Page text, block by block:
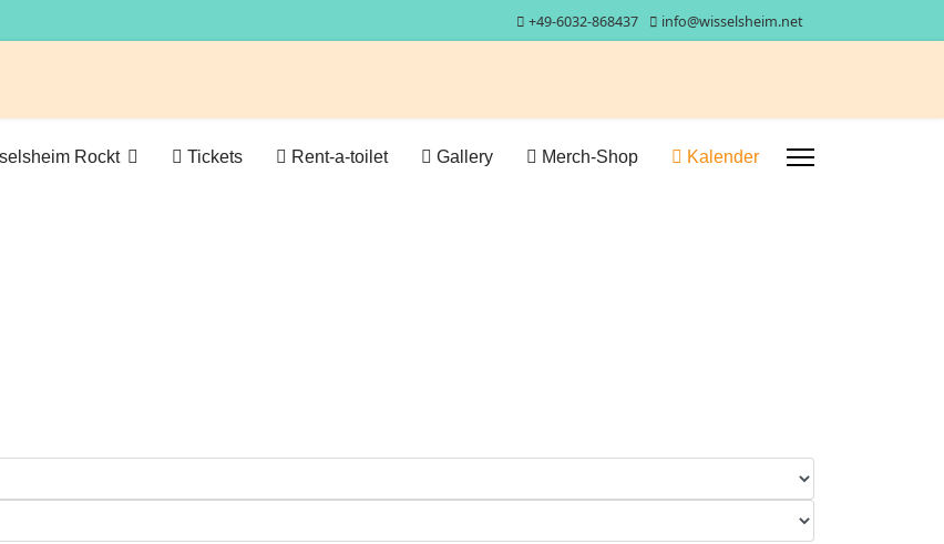
+49-6032-868437 info@wisselsheim.net
Rockt Tickets Rent-a-toilet Gallery Merch-Shop Kalender